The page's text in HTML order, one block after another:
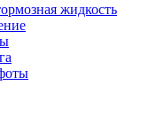
жидкость